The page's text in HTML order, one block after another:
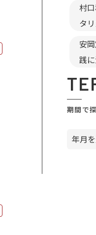
村
タ
安
践に
期間で
年月